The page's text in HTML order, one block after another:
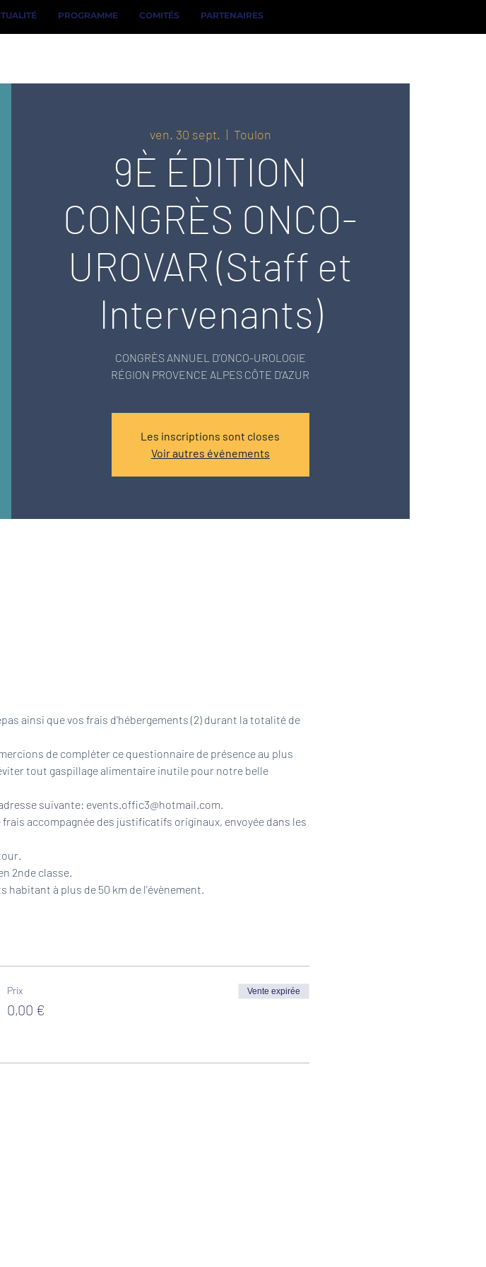
PROGRAMME COMITÉS PARTENAIRES
ven. 30 sept.
  |
Toulon
9È ÉDITION
CONGRÈS ONCO-
UROVAR (Staff et
Intervenants)
CONGRÈS ANNUEL D’ONCO-UROLOGIE
RÉGION PROVENCE ALPES CÔTE D’AZUR
Les inscriptions sont closes
Voir autres événements
ainsi que vos frais d'hébergements (2) durant la totalité de
de compléter ce questionnaire de présence au plus
tout gaspillage alimentaire inutile pour notre belle
suivante: events.offic3@hotmail.com.
accompagnée des justificatifs originaux, envoyée dans les
2nde classe.
habitant à plus de 50 km de l'évènement.
Prix
0,00 €
Vente expirée